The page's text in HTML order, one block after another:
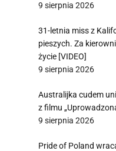
9 sierpnia 2026
31-letnia miss z
pieszych. Za
życie [VIDEO]
9 sierpnia 2026
Australijka cudem
z filmu
9 sierpnia 2026
Pride of Poland